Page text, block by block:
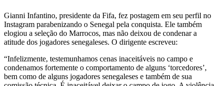
Gianni Infantino, presidente da Fifa, fez postagem em seu perfil no
Instagram parabenizando o Senegal pela conquista. Ele também
elogiou a seleção do Marrocos, mas não deixou de condenar a
atitude dos jogadores senegaleses. O dirigente escreveu:
“Infelizmente, testemunhamos cenas inaceitáveis no campo e
condenamos fortemente o comportamento de alguns ‘torcedores’,
bem como de alguns jogadores senegaleses e também de sua